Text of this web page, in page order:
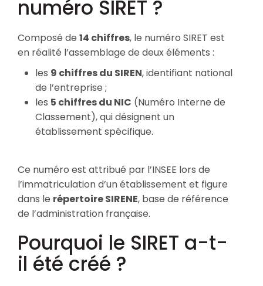
numéro SIRET ?
Composé de 14 chiffres, le numéro SIRET est
en réalité l’assemblage de deux éléments :
les 9 chiffres du SIREN, identifiant national
de l’entreprise ;
les 5 chiffres du NIC (Numéro Interne de
Classement), qui désignent un
établissement spécifique.
Ce numéro est attribué par l’INSEE lors de
l’immatriculation d’un établissement et figure
dans le répertoire SIRENE, base de référence
de l’administration française.
Pourquoi le SIRET a-t-
il été créé ?